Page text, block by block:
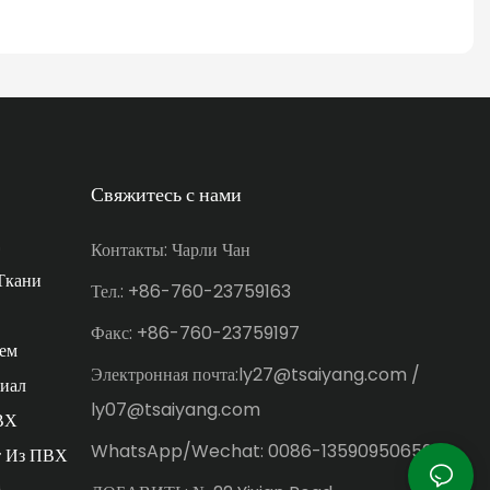
Из ПВХ
Свяжитесь с нами
Контакты: Чарли Чан
Тел.: +86-760-23759163
Факс: +86-760-23759197
Электронная почта:ly27@tsaiyang.com /
ly07@tsaiyang.com
WhatsApp/Wechat: 0086-13590950659